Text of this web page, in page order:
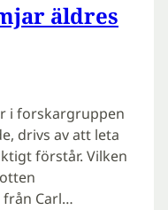
äldres
i forskargruppen
drivs av att leta
förstår. Vilken
från Carl…